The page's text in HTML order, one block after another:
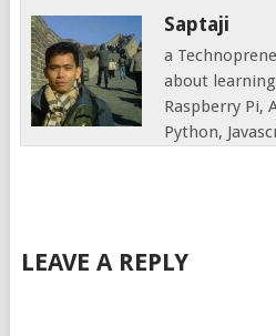
Saptaji
a
about
Raspberry Pi,
Python,
LEAVE A REPLY